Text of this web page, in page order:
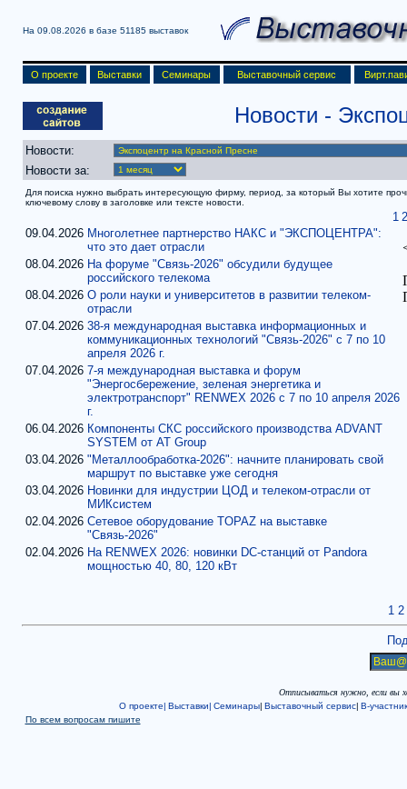
На 09.08.2026 в базе 51185 выставок
О проекте Выставки Семинары Выставочный сервис
Новости -
Новости:
Новости за:
Для поиска нужно выбрать интересующую фирму, период, за который Вы хотите
ключевому слову в заголовке или тексте новости.
1 2
09.04.2026 Многолетнее партнерство НАКС и "ЭКСПОЦЕНТРА":
что это дает отрасли
08.04.2026 На форуме "Связь-2026" обсудили будущее
российского телекома
08.04.2026 О роли науки и университетов в развитии телеком-
отрасли
07.04.2026 38-я международная выставка информационных и
коммуникационных технологий "Связь-2026" с 7 по 10
апреля 2026 г.
07.04.2026 7-я международная выставка и форум
"Энергосбережение, зеленая энергетика и
электротранспорт" RENWEX 2026 с 7 по 10 апреля 2026
г.
06.04.2026 Компоненты СКС российского производства ADVANT
SYSTEM от AT Group
03.04.2026 "Металлообработка-2026": начните планировать свой
маршрут по выставке уже сегодня
03.04.2026 Новинки для индустрии ЦОД и телеком-отрасли от
МИКсистем
02.04.2026 Сетевое оборудование TOPAZ на выставке
"Связь-2026"
02.04.2026 На RENWEX 2026: новинки DC-станций от Pandora
мощностью 40, 80, 120 кВт
1 2
Отписываться нужно, если вы
О проекте| Выставки| Семинары| Выставочный сервис| В-
По всем вопросам пишите